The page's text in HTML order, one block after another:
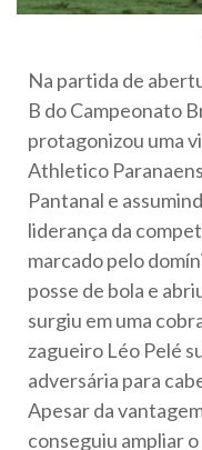
Na partida de
B do Campeonato
protagonizou uma
Athletico
Pantanal e
liderança da
marcado pelo
posse de bola e
surgiu em uma
zagueiro Léo Pelé
adversária para
Apesar da
conseguiu ampliar